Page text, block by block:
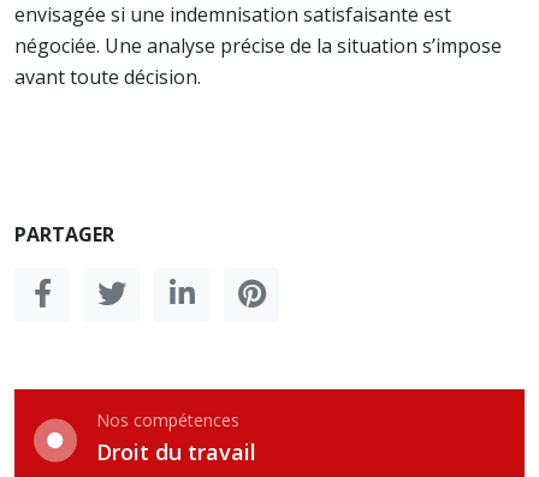
envisagée si une indemnisation satisfaisante est
négociée. Une analyse précise de la situation s’impose
avant toute décision.
PARTAGER
Nos compétences
Droit du travail